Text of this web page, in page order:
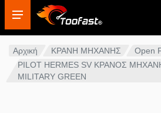
Αρχική ΚΡΑΝΗ ΜΗΧΑΝΗΣ
Open
PILOT HERMES SV ΚΡΑΝΟΣ
MILITARY GREEN